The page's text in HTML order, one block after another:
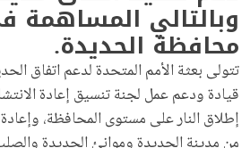
وبالتالي المساهمة
محافظة الحديدة.
تتولى بعثة الأمم المتحدة لدعم اتفاق
قيادة ودعم عمل لجنة تنسيق إعادة
إطلاق النار على مستوى المحافظة، وإعادة